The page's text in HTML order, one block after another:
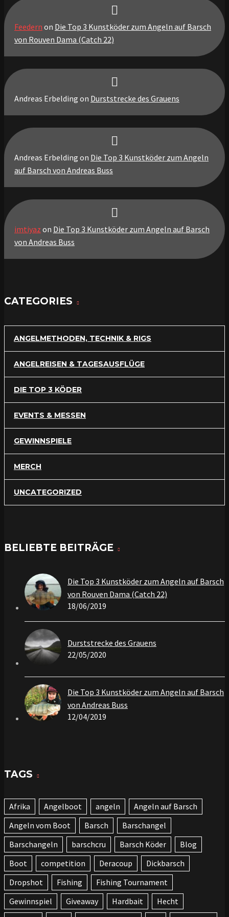
Feedern on Die Top 3 Kunstköder zum Angeln auf Barsch
von Rouven Dama (Catch 22)
Andreas Erbelding on Durststrecke des Grauens
Andreas Erbelding on Die Top 3 Kunstköder zum Angeln
auf Barsch von Andreas Buss
imtiyaz on Die Top 3 Kunstköder zum Angeln auf Barsch
von Andreas Buss
CATEGORIES
ANGELMETHODEN, TECHNIK & RIGS
ANGELREISEN & TAGESAUSFLÜGE
DIE TOP 3 KÖDER
EVENTS & MESSEN
GEWINNSPIELE
MERCH
UNCATEGORIZED
BELIEBTE BEITRÄGE
Die Top 3 Kunstköder zum Angeln auf Barsch
von Rouven Dama (Catch 22)
18/06/2019
Durststrecke des Grauens
22/05/2020
Die Top 3 Kunstköder zum Angeln auf Barsch
von Andreas Buss
12/04/2019
TAGS
Afrika Angelboot angeln
Angeln auf Barsch
Angeln vom Boot
Barsch
Barschangel
Barschangeln
barschcru Barsch Köder
Blog
Boot
competition Deracoup
Dickbarsch
Dropshot
Fishing
Fishing Tournament
Gewinnspiel
Giveaway Hardbait
Hecht